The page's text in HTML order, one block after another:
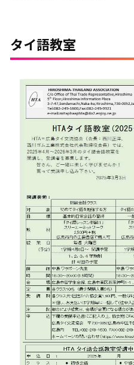
タイ語教室